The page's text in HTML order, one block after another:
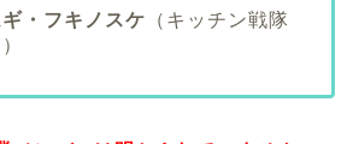
・フキノスケ （キッチン戦隊